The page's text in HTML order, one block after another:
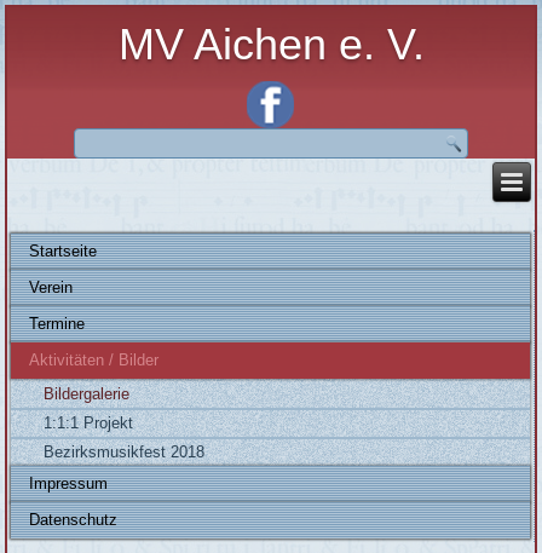
MV Aichen e. V.
Startseite
Verein
Termine
Aktivitäten / Bilder
Bildergalerie
1:1:1 Projekt
Bezirksmusikfest 2018
Impressum
Datenschutz